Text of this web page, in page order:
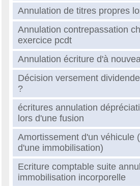
Annulation de titres propres
Annulation contrepassation
exercice pcdt
Annulation écriture d'à
Décision versement
?
écritures annulation
lors d'une fusion
Amortissement d'un véhicule
d'une immobilisation)
Ecriture comptable suite
immobilisation incorporelle